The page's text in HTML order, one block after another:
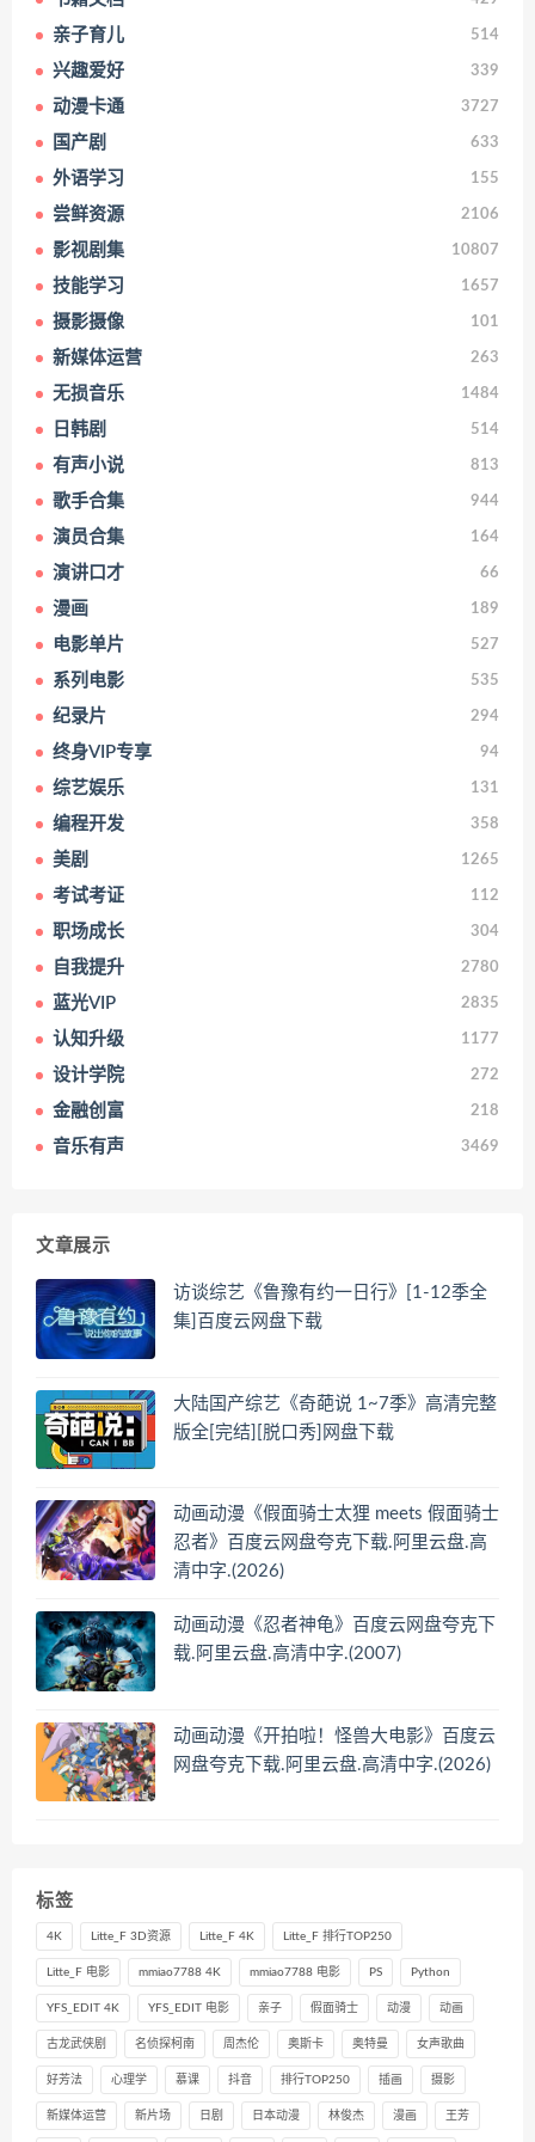
亲子育儿 514
兴趣爱好 339
动漫卡通 3727
国产剧 633
外语学习 155
尝鲜资源 2106
影视剧集 10807
技能学习 1657
摄影摄像 101
新媒体运营 263
无损音乐 1484
日韩剧 514
有声小说 813
歌手合集 944
演员合集 164
演讲口才 66
漫画 189
电影单片 527
系列电影 535
纪录片 294
终身VIP专享 94
综艺娱乐 131
编程开发 358
美剧 1265
考试考证 112
职场成长 304
自我提升 2780
蓝光VIP 2835
认知升级 1177
设计学院 272
金融创富 218
音乐有声 3469
文章展示
访谈综艺《鲁豫有约一日行》[1-12季全
集]百度云网盘下载
大陆国产综艺《奇葩说 1~7季》高清完整
版全[完结][脱口秀]网盘下载
动画动漫《假面骑士太狸 meets 假面骑士
忍者》百度云网盘夸克下载.阿里云盘.高
清中字.(2026)
动画动漫《忍者神龟》百度云网盘夸克下
载.阿里云盘.高清中字.(2007)
动画动漫《开拍啦！怪兽大电影》百度云
网盘夸克下载.阿里云盘.高清中字.(2026)
标签
4K Litte_F 3D资源 Litte_F 4K Litte_F 排行TOP250
Litte_F 电影 mmiao7788 4K mmiao7788 电影 PS Python
YFS_EDIT 4K YFS_EDIT 电影 亲子 假面骑士 动漫 动画
古龙武侠剧 名侦探柯南 周杰伦 奥斯卡 奥特曼 女声歌曲
好芳法 心理学 慕课 抖音 排行TOP250 插画 摄影
新媒体运营 新片场 日剧 日本动漫 林俊杰 漫画 王芳